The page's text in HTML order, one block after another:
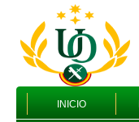
INICIO